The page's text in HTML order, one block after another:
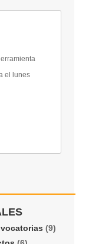
el lunes
(9)